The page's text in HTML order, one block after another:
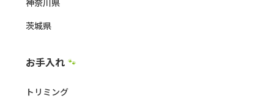
神奈川県
茨城県
お手入れ 🐾
トリミング